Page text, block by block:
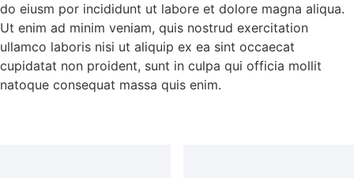
do eiusm por incididunt ut labore et dolore magna aliqua.
Ut enim ad minim veniam, quis nostrud exercitation
ullamco laboris nisi ut aliquip ex ea sint occaecat
cupidatat non proident, sunt in culpa qui officia mollit
natoque consequat massa quis enim.